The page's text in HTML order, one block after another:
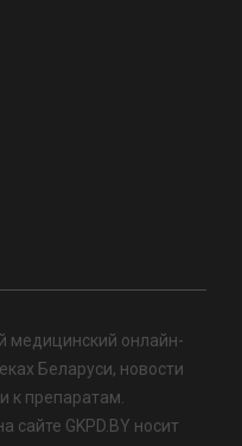
медицинский онлайн-
Беларуси, новости
к препаратам.
GKPD.BY носит